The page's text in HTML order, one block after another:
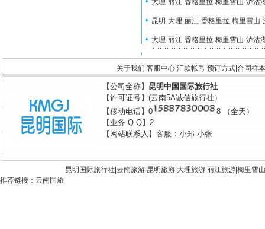
大理-丽江-香格里拉-梅里雪山-泸沽
昆明-大理-丽江-香格里拉-梅里雪山
大理-丽江-香格里拉-梅里雪山-泸沽
关于我们 客服中心 汇款帐号 预订方式 合同样本
【公司全称】 昆明中国国际旅行社
【许可证号】(云南5A诚信旅行社）
【移动电话】0
8 （全天）
【业务 Q Q】2
【网站联系人】客服：小郑 小张
昆明国际旅行社| 云南旅游 昆明旅游 大理旅游 丽江旅游 梅里雪山
推荐链接： 云南国旅